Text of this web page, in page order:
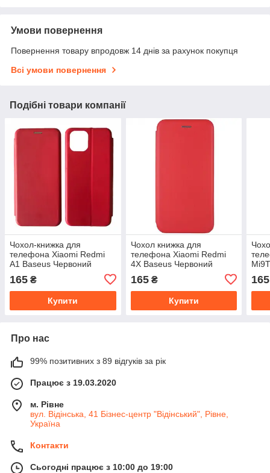
Умови повернення
Повернення товару впродовж 14 днів за рахунок покупця
Всі умови повернення
Подібні товари компанії
Чохол-книжка для
телефона Xiaomi Redmi
A1 Baseus Червоний
165 ₴
Купити
Чохол книжка для
телефона Xiaomi Redmi
4X Baseus Червоний
165₴
Купити
165
Про нас
99% позитивних з 89 відгуків за рік
Працює з 19.03.2020
м. Рівне
вул. Відінська, 41 Бізнес-центр "Відінський", Рівне,
Україна
Контакти
Сьогодні працює з 10:00 до 19:00